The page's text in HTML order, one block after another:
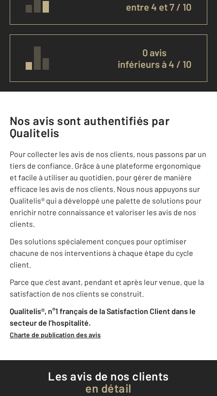
entre 4 et 7 / 10
0 avis
inférieurs à 4 / 10
Nos avis sont authentifiés par
Qualitelis
Pour collecter les avis de nos clients, nous passons par un
tiers de confiance. Grâce à une plateforme ergonomique
et facile à utiliser au quotidien, pour gérer de manière
efficace les avis de nos clients. Nous nous appuyons sur
Qualitelis® qui a développé une palette de solutions pour
enrichir notre connaissance et valoriser les avis de nos
clients.
Des solutions spécialement conçues pour optimiser
chacune de nos interventions à chaque étape du cycle
client.
Parce que c’est avant, pendant et après leur venue, que la
satisfaction de nos clients se construit.
Qualitelis®, n°1 français de la Satisfaction Client dans le
secteur de l’hospitalité.
Charte de publication des avis
Les avis de nos clients
en détail